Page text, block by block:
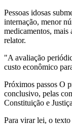
Pessoas idosas
internação, menor
medicamentos, mais
relator.
"A avaliação
custo econômico
Próximos passos O
conclusivo, pelas
Constituição e
Para virar lei, o texto